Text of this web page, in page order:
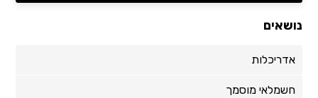
נושאים
אדריכלות
חשמלאי מוסמך